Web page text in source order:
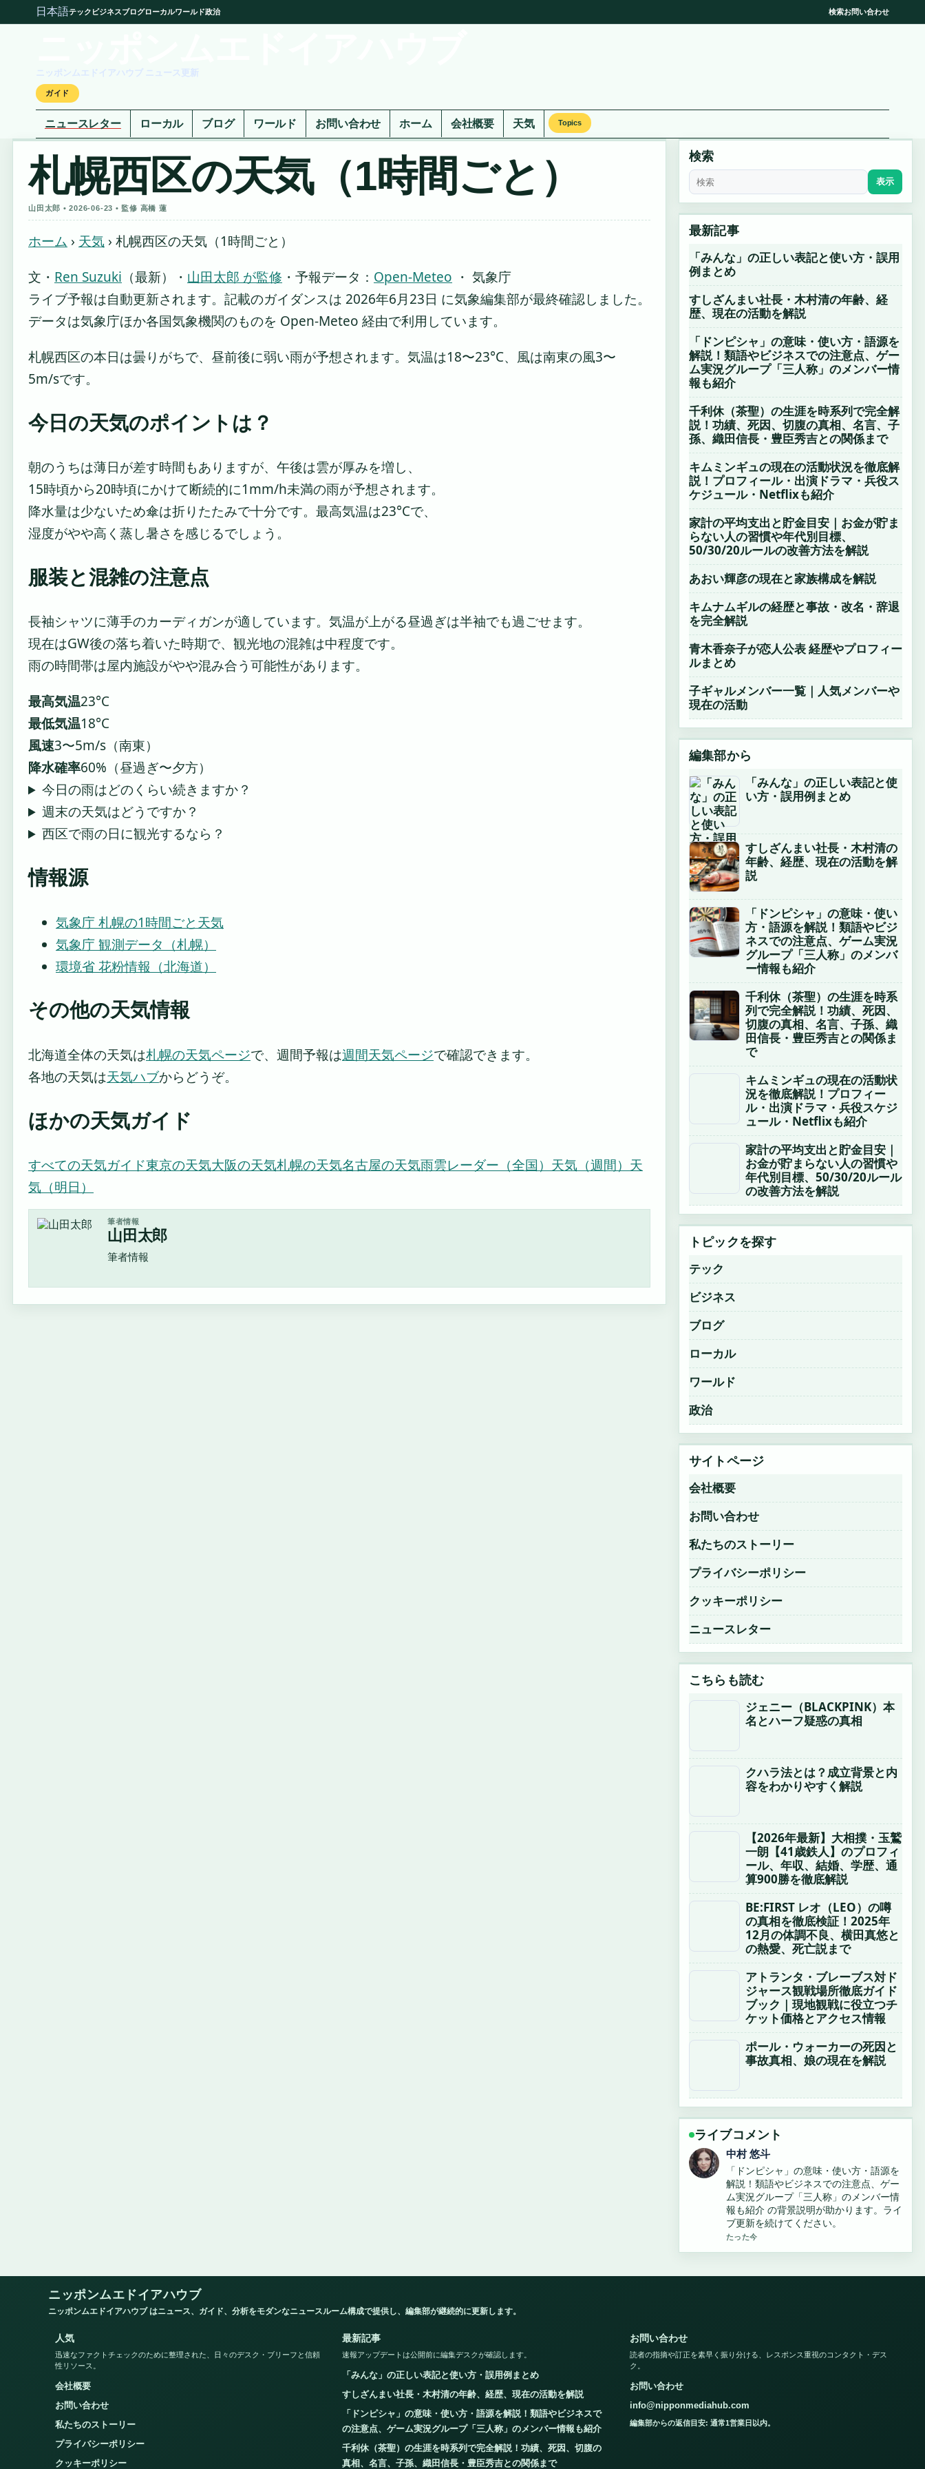
日本語テック ビジネスブログローカルワールド政治 検索お問い合わせ
ニッポンムエドイアハウブ ニュース更新
ガイド
ニュースレター ローカル ブログ ワールド お問い合わせ ホーム 会社概要 天気 Topics
札幌西区の天気（1時間ごと）
山田太郎 • 2026-06-23 • 監修 高橋 蓮
ホーム › 天気 › 札幌西区の天気（1時間ごと）
文・ Ren Suzuki （最新） ・ 山田太郎 が監修 ・ 予報データ： Open-Meteo ・ 気象庁
ライブ予報は自動更新されます。記載のガイダンスは 2026年6月23日 に気象編集部が最終確認しました。
データは気象庁ほか各国気象機関のものを Open-Meteo 経由で利用しています。
札幌西区の本日は曇りがちで、昼前後に弱い雨が予想されます。気温は18〜23°C、風は南東の風3〜
5m/sです。
今日の天気のポイントは？
朝のうちは薄日が差す時間もありますが、午後は雲が厚みを増し、
15時頃から20時頃にかけて断続的に1mm/h未満の雨が予想されます。
降水量は少ないため傘は折りたたみで十分です。最高気温は23°Cで、
湿度がやや高く蒸し暑さを感じるでしょう。
服装と混雑の注意点
長袖シャツに薄手のカーディガンが適しています。気温が上がる昼過ぎは半袖でも過ごせます。
現在はGW後の落ち着いた時期で、観光地の混雑は中程度です。
雨の時間帯は屋内施設がやや混み合う可能性があります。
最高気温23°C
最低気温18°C
風速3〜5m/s（南東）
降水確率60%（昼過ぎ〜夕方）
今日の雨はどのくらい続きますか？
週末の天気はどうですか？
西区で雨の日に観光するなら？
情報源
気象庁 札幌の1時間ごと天気
気象庁 観測データ（札幌）
環境省 花粉情報（北海道）
その他の天気情報
北海道全体の天気は札幌の天気ページで、週間予報は週間天気ページで確認できます。
各地の天気は天気ハブからどうぞ。
ほかの天気ガイド
すべての天気ガイド東京の天気大阪の天気札幌の天気名古屋の天気雨雲レーダー（全国） 天気（週間） 天
気（明日）
筆者情報
山田太郎
筆者情報
検索
表示
最新記事
「みんな」の正しい表記と使い方・誤用
例まとめ
すしざんまい社長・木村清の年齢、経
歴、現在の活動を解説
「ドンピシャ」の意味・使い方・語源を
解説！類語やビジネスでの注意点、ゲー
ム実況グループ「三人称」のメンバー情
報も紹介
千利休（茶聖）の生涯を時系列で完全解
説！功績、死因、切腹の真相、名言、子
孫、織田信長・豊臣秀吉との関係まで
キムミンギュの現在の活動状況を徹底解
説！プロフィール・出演ドラマ・兵役ス
ケジュール・Netflixも紹介
家計の平均支出と貯金目安｜お金が貯ま
らない人の習慣や年代別目標、
50/30/20ルールの改善方法を解説
あおい輝彦の現在と家族構成を解説
キムナムギルの経歴と事故・改名・辞退
を完全解説
青木香奈子が恋人公表 経歴やプロフィー
ルまとめ
子ギャルメンバー一覧｜人気メンバーや
現在の活動
編集部から
「みんな」の正しい表記と使
い方・誤用例まとめ
すしざんまい社長・木村清の
年齢、経歴、現在の活動を解
説
「ドンピシャ」の意味・使い
方・語源を解説！類語やビジ
ネスでの注意点、ゲーム実況
グループ「三人称」のメンバ
ー情報も紹介
千利休（茶聖）の生涯を時系
列で完全解説！功績、死因、
切腹の真相、名言、子孫、織
田信長・豊臣秀吉との関係ま
で
キムミンギュの現在の活動状
況を徹底解説！プロフィー
ル・出演ドラマ・兵役スケジ
ュール・Netflixも紹介
家計の平均支出と貯金目安｜
お金が貯まらない人の習慣や
年代別目標、50/30/20ルール
の改善方法を解説
トピックを探す
テック
ビジネス
ブログ
ローカル
ワールド
政治
サイトページ
会社概要
お問い合わせ
私たちのストーリー
プライバシーポリシー
クッキーポリシー
ニュースレター
こちらも読む
ジェニー（BLACKPINK）本
名とハーフ疑惑の真相
クハラ法とは？成立背景と内
容をわかりやすく解説
【2026年最新】大相撲・玉鷲
一朗【41歳鉄人】のプロフィ
ール、年収、結婚、学歴、通
算900勝を徹底解説
BE:FIRST レオ（LEO）の噂
の真相を徹底検証！2025年
12月の体調不良、横田真悠と
の熱愛、死亡説まで
アトランタ・ブレーブス対ド
ジャース観戦場所徹底ガイド
ブック｜現地観戦に役立つチ
ケット価格とアクセス情報
ポール・ウォーカーの死因と
事故真相、娘の現在を解説
ライブコメント
山本 葵
「みんな」の正しい表記と使い方・誤用
例まとめ の報道は丁寧で、流れを追いや
すいです。
3 分前
ニッポンムエドイアハウブ
ニッポンムエドイアハウブ はニュース、ガイド、分析をモダンなニュースルーム構成で提供し、編集部が継続的に更新します。
迅速なファクトチェックのために整理された、日々のデスク・ブリーフと信頼
性リソース。
会社概要
お問い合わせ
私たちのストーリー
プライバシーポリシー
クッキーポリシー
ニュースレター
速報アップデートは公開前に編集デスクが確認します。
「みんな」の正しい表記と使い方・誤用例まとめ
すしざんまい社長・木村清の年齢、経歴、現在の活動を解説
「ドンピシャ」の意味・使い方・語源を解説！類語やビジネスで
の注意点、ゲーム実況グループ「三人称」のメンバー情報も紹介
千利休（茶聖）の生涯を時系列で完全解説！功績、死因、切腹の
真相、名言、子孫、織田信長・豊臣秀吉との関係まで
読者の指摘や訂正を素早く振り分ける、レスポンス重視のコンタクト・デス
ク。
お問い合わせ
info@nipponmediahub.com
編集部からの返信目安: 通常1営業日以内。